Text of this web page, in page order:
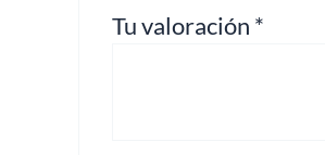
Tu valoración *